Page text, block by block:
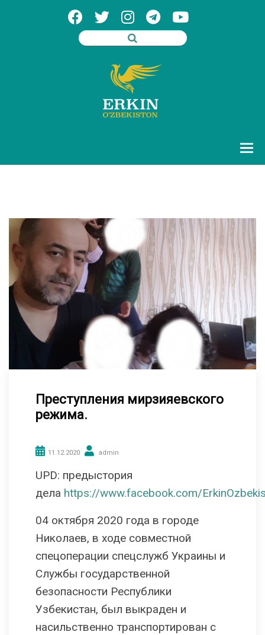
Преступления мирзияевского
режима.
11.12.2020 admin
UPD: предыстория
дела https://www.facebook.com/
04 октября 2020 года в городе
Николаев, в ходе совместной
спецоперации спецслужб Украины и
Службы государственной
безопасности Республики
Узбекистан, был выкраден и
насильственно транспортирован с